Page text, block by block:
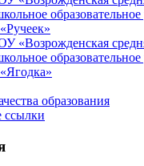
«Возрожденская
образования
ссылки